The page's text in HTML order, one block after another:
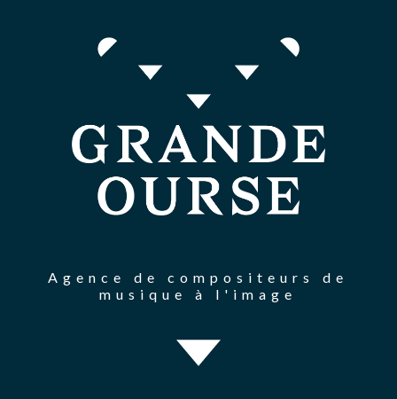
Agence de compositeurs de
musique à l'image